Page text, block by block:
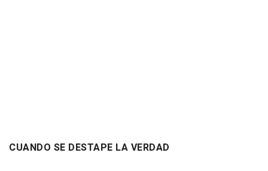
CUANDO SE DESTAPE LA VERDAD